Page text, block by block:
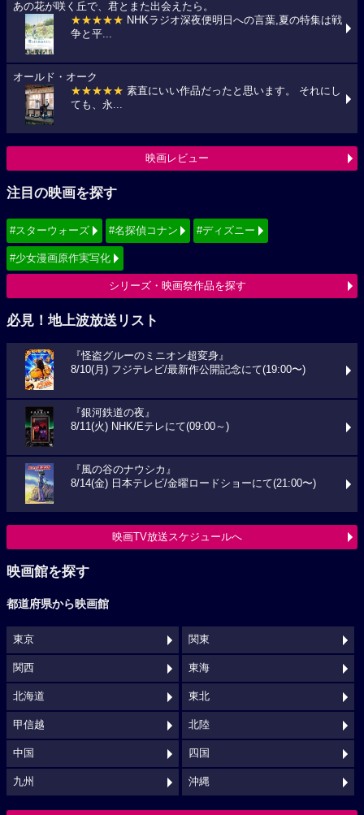
あの花が咲く丘で、君とまた出会えたら。
★★★★★ NHKラジオ深夜便明日への言葉,夏の特集は戦
争と平...
オールド・オーク
★★★★★ 素直にいい作品だったと思います。 それにし
ても、永...
映画レビュー
注目の映画を探す
#スターウォーズ #名探偵コナン #ディズニー
#少女漫画原作実写化
シリーズ・映画祭作品を探す
必見！地上波放送リスト
『怪盗グルーのミニオン超変身』
8/10(月) フジテレビ/最新作公開記念にて(19:00〜)
『銀河鉄道の夜』
8/11(火) NHK/Eテレにて(09:00～)
『風の谷のナウシカ』
8/14(金) 日本テレビ/金曜ロードショーにて(21:00〜)
映画TV放送スケジュールへ
映画館を探す
都道府県から映画館
東京 関東
関西 東海
北海道 東北
甲信越 北陸
中国 四国
九州 沖縄